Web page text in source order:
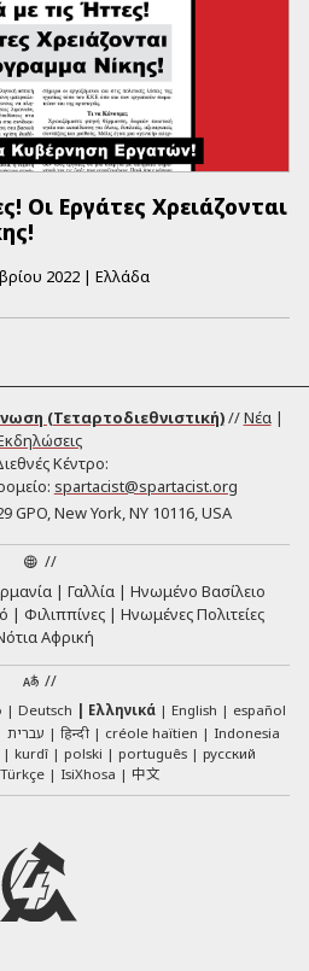
Οι Εργάτες Χρειάζονται
2022 | Ελλάδα
(Τεταρτοδιεθνιστική)//Νέα|
Κέντρο:
spartacist@spartacist.org
GPO, New York, NY 10116, USA
//
Γαλλία
Ηνωμένο Βασίλειο
Φιλιππίνες
Ηνωμένες Πολιτείες
Αφρική
//
Deutsch Ελληνικά English
español
עברית हिन्दी créole haïtien
Indonesia
kurdî polski português
русский
Türkçe IsiXhosa 中文